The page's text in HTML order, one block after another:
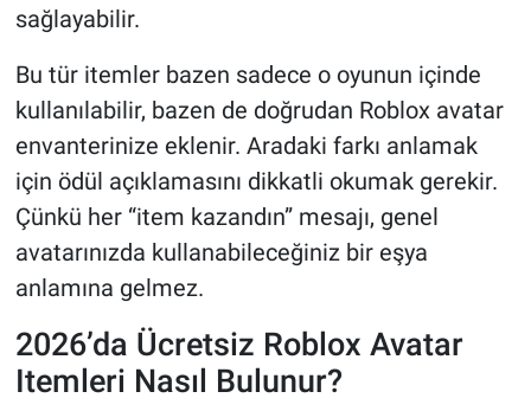
sağlayabilir.
Bu tür itemler bazen sadece o oyunun içinde
kullanılabilir, bazen de doğrudan Roblox avatar
envanterinize eklenir. Aradaki farkı anlamak
için ödül açıklamasını dikkatli okumak gerekir.
Çünkü her “item kazandın” mesajı, genel
avatarınızda kullanabileceğiniz bir eşya
anlamına gelmez.
2026’da Ücretsiz Roblox Avatar
Itemleri Nasıl Bulunur?